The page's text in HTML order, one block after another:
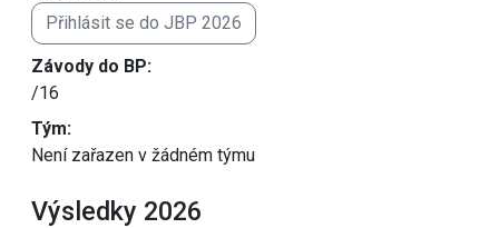
Přihlásit se do JBP 2026
Závody do BP:
/16
Tým:
Není zařazen v žádném týmu
Výsledky 2026